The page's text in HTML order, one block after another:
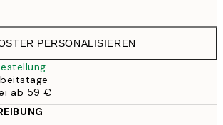
PERSONALISIEREN
ab 59 €